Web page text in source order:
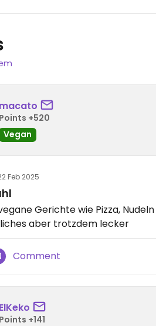
macato
Points +520
Vegan
Feb 2025
Gerichte wie Pizza,
aber trotzdem lecker
Comment
ElKeko
Points +141